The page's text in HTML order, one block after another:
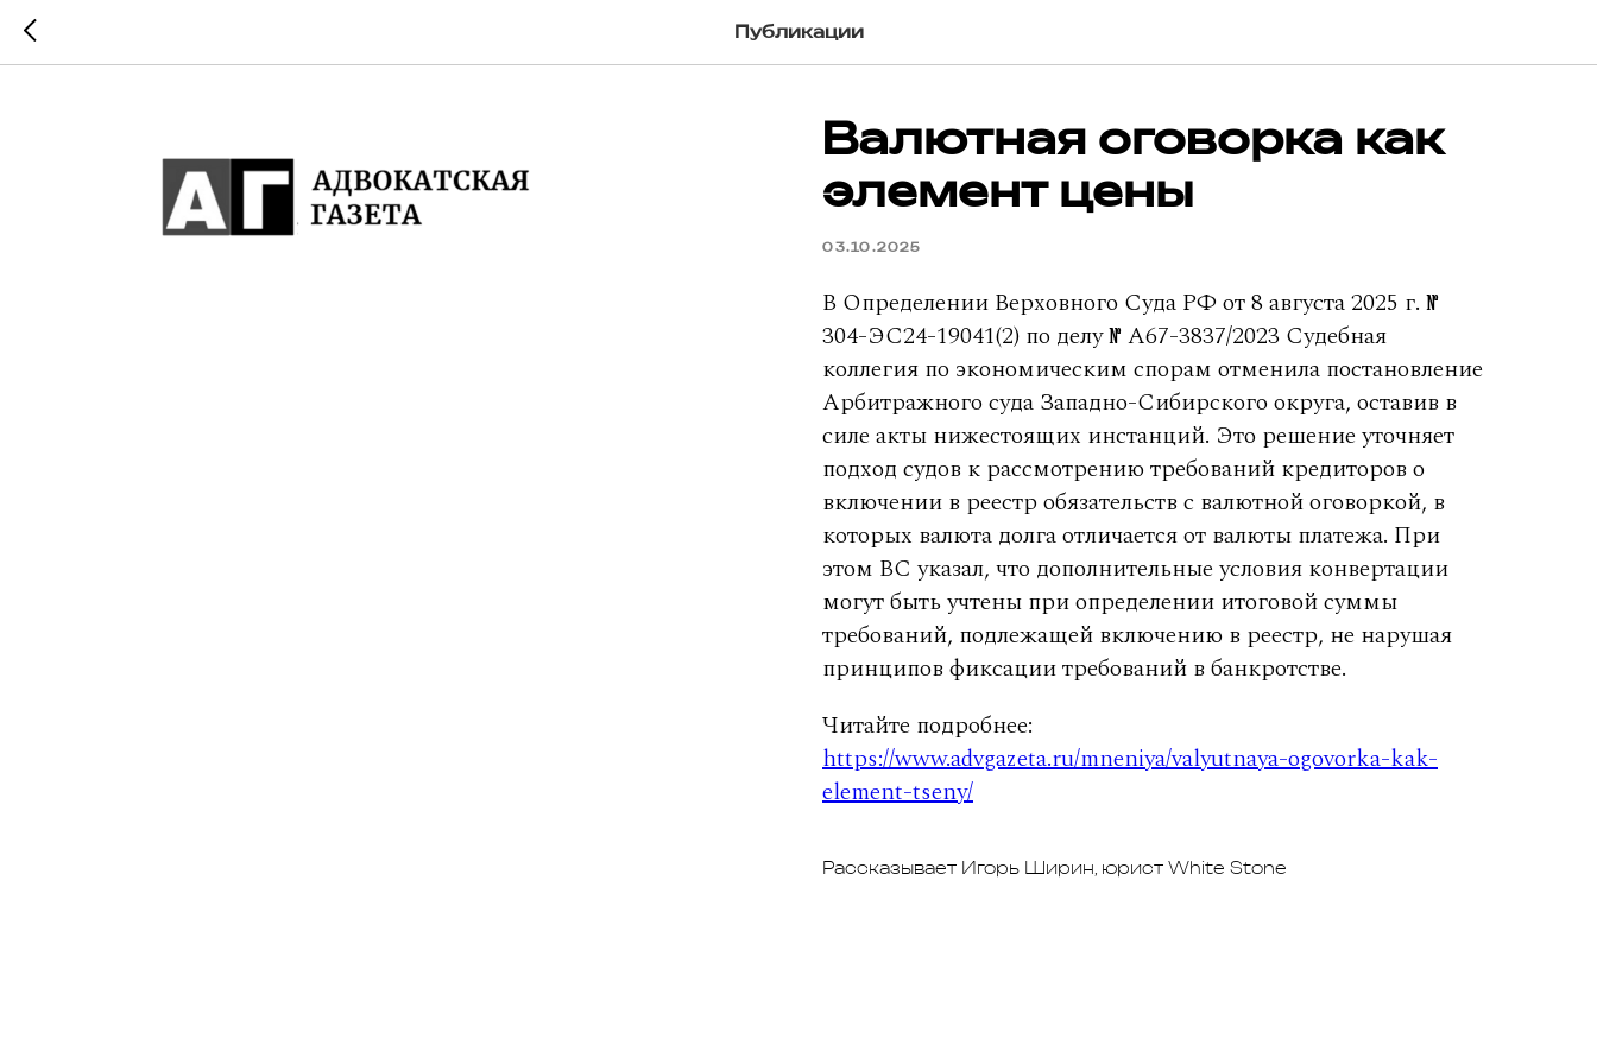
Публикации
Валютная оговорка как
элемент цены
03.10.2025
В Определении Верховного Суда РФ от 8 августа 2025 г. №
304-ЭС24-19041(2) по делу № А67-3837/2023 Судебная
коллегия по экономическим спорам отменила постановление
Арбитражного суда Западно-Сибирского округа, оставив в
силе акты нижестоящих инстанций. Это решение уточняет
подход судов к рассмотрению требований кредиторов о
включении в реестр обязательств с валютной оговоркой, в
которых валюта долга отличается от валюты платежа. При
этом ВС указал, что дополнительные условия конвертации
могут быть учтены при определении итоговой суммы
требований, подлежащей включению в реестр, не нарушая
принципов фиксации требований в банкротстве.
Читайте подробнее:
https://www.advgazeta.ru/mneniya/valyutnaya-ogovorka-kak-
element-tseny/
Рассказывает Игорь Ширин, юрист White Stone